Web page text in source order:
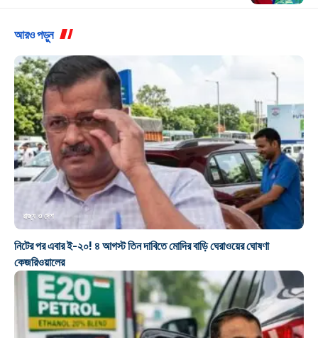
আরও পড়ুন
রাজ্য ও দেশ
নিটের পর এবার ই-২০! ৪ আগস্ট তিন দাবিতে মোদির বাড়ি ঘেরাওয়ের ঘোষণা
কেজরিওয়ালের